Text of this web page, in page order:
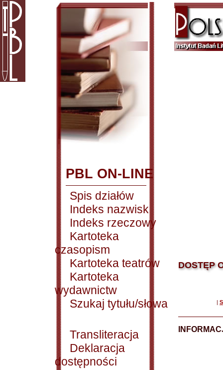
PBL ON-LINE
Spis działów
Indeks nazwisk
Indeks rzeczowy
Kartoteka
czasopism
Kartoteka teatrów
Kartoteka
wydawnictw
Szukaj tytułu/słowa
Transliteracja
Deklaracja
dostępności
DOSTĘP
|